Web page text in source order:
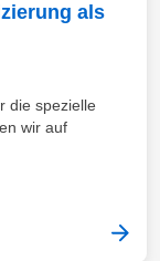
als
die spezielle
wir auf